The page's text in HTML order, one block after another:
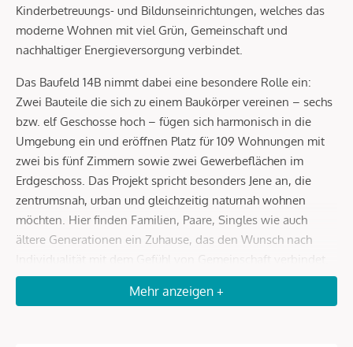
Kinderbetreuungs- und Bildunseinrichtungen, welches das
moderne Wohnen mit viel Grün, Gemeinschaft und
nachhaltiger Energieversorgung verbindet.
Das Baufeld 14B nimmt dabei eine besondere Rolle ein:
Zwei Bauteile die sich zu einem Baukörper vereinen – sechs
bzw. elf Geschosse hoch – fügen sich harmonisch in die
Umgebung ein und eröffnen Platz für 109 Wohnungen mit
zwei bis fünf Zimmern sowie zwei Gewerbeflächen im
Erdgeschoss. Das Projekt spricht besonders Jene an, die
zentrumsnah, urban und gleichzeitig naturnah wohnen
möchten. Hier finden Familien, Paare, Singles wie auch
ältere Generationen ein Zuhause, das den Wunsch nach
Individualität mit dem Gefühl von Gemeinschaft verbindet.
ARCHITEKTUR MIT CHARAKTER
Mehr anzeigen +